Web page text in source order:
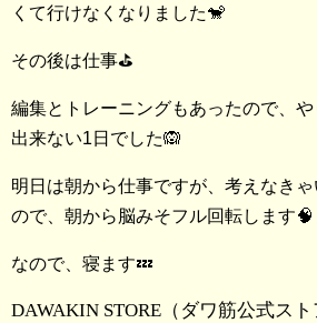
くて行けなくなりました🐒
その後は仕事⛳️
編集とトレーニングもあったので、
出来ない1日でした🙉
明日は朝から仕事ですが、考えなき
ので、朝から脳みそフル回転します🧠
なので、寝ます💤
DAWAKIN STORE（ダワ筋公式スト